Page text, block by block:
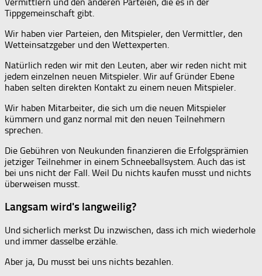
Tippgemeinschaft gibt.
Wir haben vier Parteien, den Mitspieler, den Vermittler, den
Wetteinsatzgeber und den Wettexperten.
Natürlich reden wir mit den Leuten, aber wir reden nicht mit
jedem einzelnen neuen Mitspieler. Wir auf Gründer Ebene
haben selten direkten Kontakt zu einem neuen Mitspieler.
Wir haben Mitarbeiter, die sich um die neuen Mitspieler
kümmern und ganz normal mit den neuen Teilnehmern
sprechen.
Die Gebühren von Neukunden finanzieren die Erfolgsprämien
jetziger Teilnehmer in einem Schneeballsystem. Auch das ist
bei uns nicht der Fall. Weil Du nichts kaufen musst und nichts
überweisen musst.
Langsam wird's langweilig?
Und sicherlich merkst Du inzwischen, dass ich mich wiederhole
und immer dasselbe erzähle.
Aber ja, Du musst bei uns nichts bezahlen.